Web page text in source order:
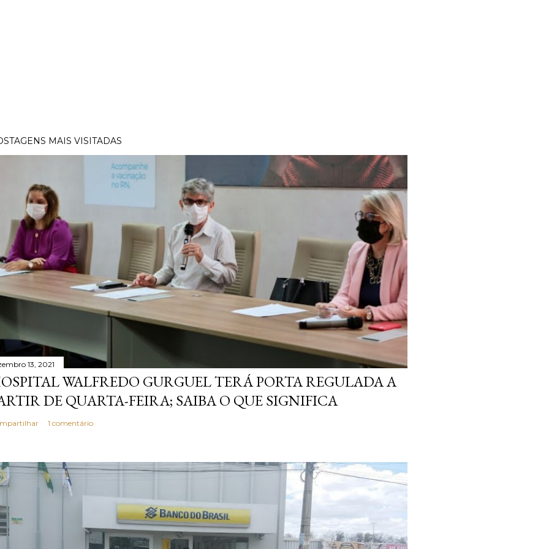
MAIS VISITADAS
13, 2021
WALFREDO GURGUEL TERÁ PORTA REGULADA A
DE QUARTA-FEIRA; SAIBA O QUE SIGNIFICA
1 comentário